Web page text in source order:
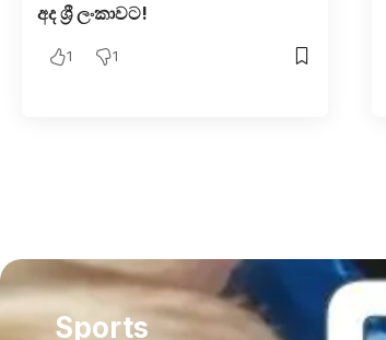
අද ශ්‍රී ලංකාවට!
1 1
Sports